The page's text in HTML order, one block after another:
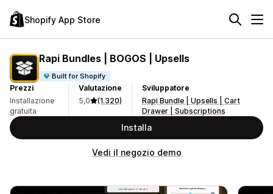
Shopify App Store
Rapi Bundles | BOGOS | Upsells
Built for Shopify
Prezzi
Installazione
gratuita
Valutazione
5,0
(1.320)
Sviluppatore
Rapi Bundle | Upsells | Cart
Drawer | Subscriptions
Installa
Vedi il negozio demo